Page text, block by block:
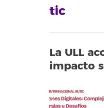
tic
La ULL
impacto